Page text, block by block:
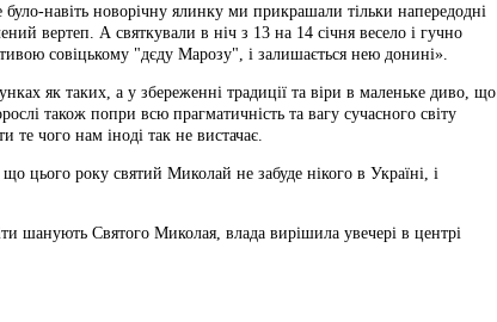
навіть новорічну ялинку ми прикрашали тільки напередодні
вертеп. А святкували в ніч з 13 на 14 січня весело і гучно
совіцькому "дєду Марозу", і залишається нею донині».
як таких, а у збереженні традиції та віри в маленьке диво, що
також попри всю прагматичність та вагу сучасного світу
те чого нам іноді так не вистачає.
цього року святий Миколай не забуде нікого в Україні, і
шанують Святого Миколая, влада вирішила увечері в центрі